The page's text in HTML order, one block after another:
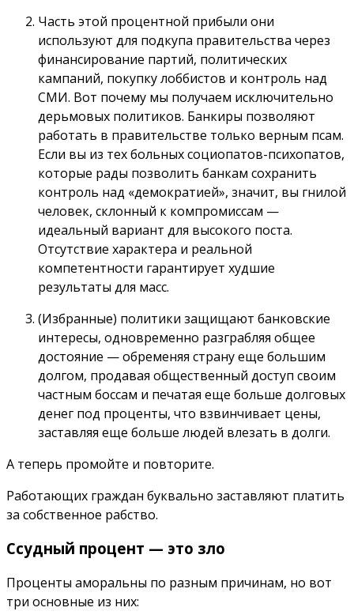
Часть этой процентной прибыли они
используют для подкупа правительства через
финансирование партий, политических
кампаний, покупку лоббистов и контроль над
СМИ. Вот почему мы получаем исключительно
дерьмовых политиков. Банкиры позволяют
работать в правительстве только верным псам.
Если вы из тех больных социопатов-психопатов,
которые рады позволить банкам сохранить
контроль над «демократией», значит, вы гнилой
человек, склонный к компромиссам —
идеальный вариант для высокого поста.
Отсутствие характера и реальной
компетентности гарантирует худшие
результаты для масс.
(Избранные) политики защищают банковские
интересы, одновременно разграбляя общее
достояние — обременяя страну еще большим
долгом, продавая общественный доступ своим
частным боссам и печатая еще больше долговых
денег под проценты, что взвинчивает цены,
заставляя еще больше людей влезать в долги.
А теперь промойте и повторите.
Работающих граждан буквально заставляют платить
за собственное рабство.
Ссудный процент — это зло
Проценты аморальны по разным причинам, но вот
три основные из них: